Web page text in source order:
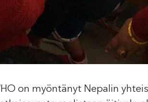
on myöntänyt Nepalin